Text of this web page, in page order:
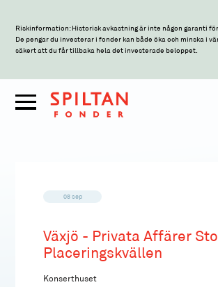
Riskinformation: Historisk avkastning är inte någon garanti
De pengar du investerar i fonder kan både öka och minska i
säkert att du får tillbaka hela det investerade beloppet.
08 sep
Växjö - Privata Affärer
Placeringskvällen
Konserthuset